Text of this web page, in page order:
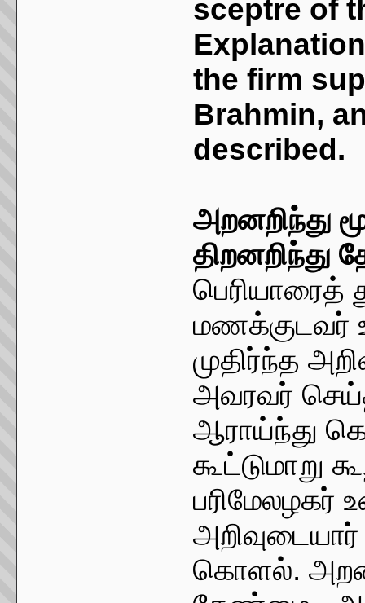
sceptre of
the firm
Brahmin,
described.
அறனறிந்து
திறனறிந்து
மணக்குடவர்
முதிர்ந்த
அவரவர்
ஆராய்ந்து
கூட்டுமாறு
பரிமேலழகர்
கொளல். அறன்